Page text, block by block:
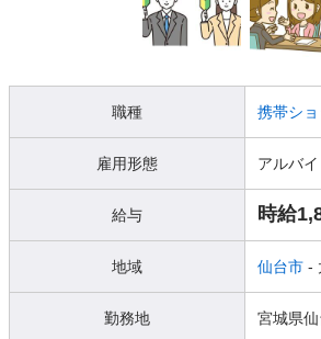
職種 携帯シ
雇用形態 アルバ
給与 時給
地域 仙台市 -
勤務地 宮城県